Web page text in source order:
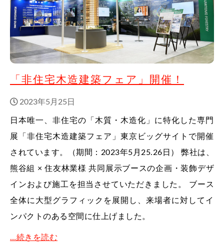
「非住宅木造建築フェア」開催！
2023年5月25日
日本唯一、非住宅の「木質・木造化」に特化した専門
展「非住宅木造建築フェア」東京ビッグサイトで開催
されています。（期間：2023年5月25.26日） 弊社は、
熊谷組 × 住友林業様 共同展示ブースの企画・装飾デザ
インおよび施工を担当させていただきました。 ブース
全体に大型グラフィックを展開し、来場者に対してイ
ンパクトのある空間に仕上げました。
…続きを読む